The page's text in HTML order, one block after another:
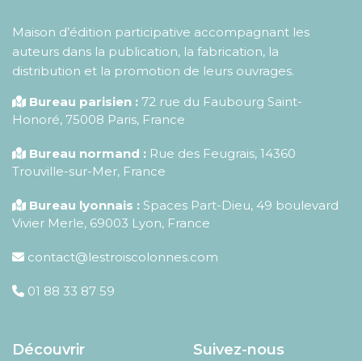
Maison d’édition participative accompagnant les
auteurs dans la publication, la fabrication, la
distribution et la promotion de leurs ouvrages.
Bureau parisien : 72 rue du Faubourg Saint-
Honoré, 75008 Paris, France
Bureau normand : Rue des Feugrais, 14360
Trouville-sur-Mer, France
Bureau lyonnais : Spaces Part-Dieu, 49 boulevard
Vivier Merle, 69003 Lyon, France
contact@lestroiscolonnes.com
01 88 33 87 59
Découvrir Suivez-nous